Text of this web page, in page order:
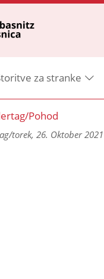
za stranke
Pohod
torek, 26. Oktober 2021